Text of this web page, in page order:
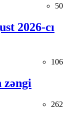
50
2026-cı
106
zəngi
262